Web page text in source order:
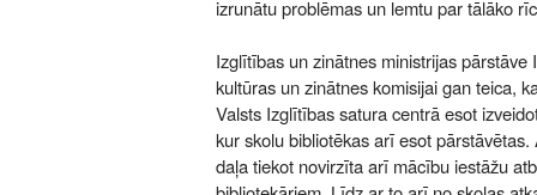
izrunātu problēmas un lemtu par tālāko
Izglītības un zinātnes ministrijas
kultūras un zinātnes komisijai gan teica,
Valsts Izglītības satura centrā esot
kur skolu bibliotēkas arī esot
daļa tiekot novirzīta arī mācību iestāžu